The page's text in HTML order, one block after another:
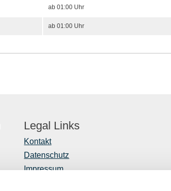
ab 01:00 Uhr
ab 01:00 Uhr
Legal Links
Kontakt
Datenschutz
Impressum